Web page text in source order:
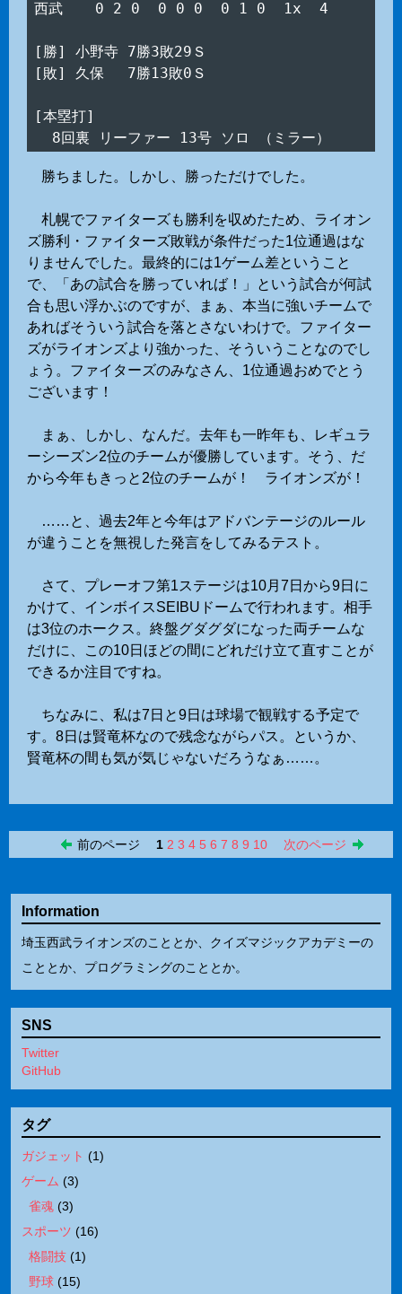
西武　  0 2 0  0 0 0  0 1 0  1x  4
[勝] 小野寺 7勝3敗29Ｓ
[敗] 久保　 7勝13敗0Ｓ
[本塁打]
勝ちました。しかし、勝っただけでした。
札幌でファイターズも勝利を収めたため、ライオン
ズ勝利・ファイターズ敗戦が条件だった1位通過はな
りませんでした。最終的には1ゲーム差ということ
で、「あの試合を勝っていれば！」という試合が何試
合も思い浮かぶのですが、まぁ、本当に強いチームで
あればそういう試合を落とさないわけで。ファイター
ズがライオンズより強かった、そういうことなのでし
ょう。ファイターズのみなさん、1位通過おめでとう
ございます！
まぁ、しかし、なんだ。去年も一昨年も、レギュラ
ーシーズン2位のチームが優勝しています。そう、だ
から今年もきっと2位のチームが！ ライオンズが！
……と、過去2年と今年はアドバンテージのルール
が違うことを無視した発言をしてみるテスト。
さて、プレーオフ第1ステージは10月7日から9日に
かけて、インボイスSEIBUドームで行われます。相手
は3位のホークス。終盤グダグダになった両チームな
だけに、この10日ほどの間にどれだけ立て直すことが
できるか注目ですね。
ちなみに、私は7日と9日は球場で観戦する予定で
す。8日は賢竜杯なので残念ながらパス。というか、
賢竜杯の間も気が気じゃないだろうなぁ……。
前のページ 1 2 3 4 5 6 7 8 9 10 次のページ
Information
埼玉西武ライオンズのこととか、クイズマジックアカデミーの
こととか、プログラミングのこととか。
SNS
Twitter
GitHub
タグ
ガジェット (1)
ゲーム (3)
雀魂 (3)
スポーツ (16)
格闘技 (1)
野球 (15)